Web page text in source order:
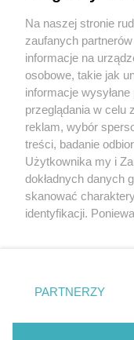
Wydawca mediów
Nie zapomnij
zapoznać się z:
polityką
Twojemiasto
Piekary Śląskie
Chorzów
Tarnowskie Góry
Gliwice
Na naszej stronie
zaufanych
informacje na
osobowe, takie jak
informacje
przeglądania w celu
reklam, wybór
treści, badanie
Użytkownika my i
dokładnych danych
skanować
identyfikacji.
prywatności
. Niektóre
zgody użytkownika,
takiemu
PARTNERZY